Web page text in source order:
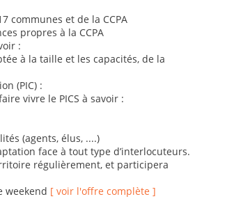
communes et de la CCPA
propres à la CCPA
:
à la taille et les capacités, de la
(PIC) :
vivre le PICS à savoir :
(agents, élus, ....)
face à tout type d’interlocuteurs.
régulièrement, et participera
weekend [ voir l'offre complète ]